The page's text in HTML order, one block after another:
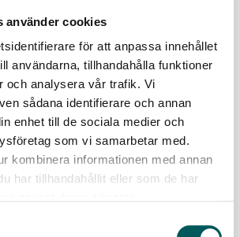
använder cookies
för att anpassa innehållet
användarna, tillhandahålla funktioner
och analysera vår trafik. Vi
sådana identifierare och annan
enhet till de sociala medier och
som vi samarbetar med.
kombinera informationen med annan
har tillhandahållit eller som de har